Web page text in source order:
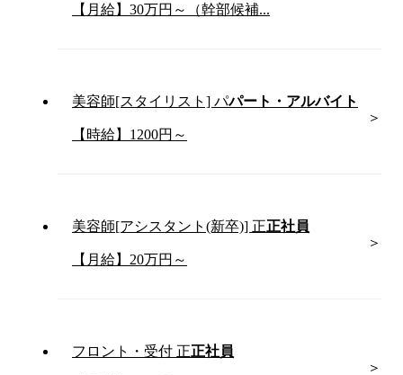
【月給】30万円～（幹部候補...
美容師[スタイリスト] パパート・アルバイト
【時給】1200円～
美容師[アシスタント(新卒)] 正正社員
【月給】20万円～
フロント・受付 正正社員